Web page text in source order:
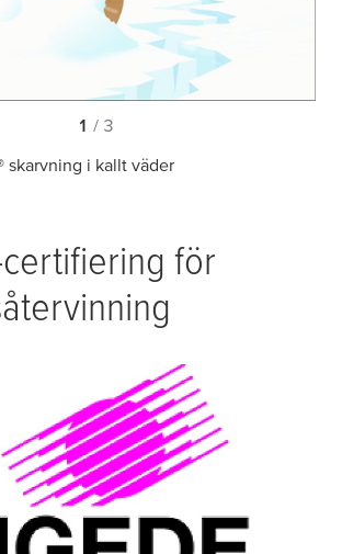
1 / 3
skarvning i kallt väder
certifiering för